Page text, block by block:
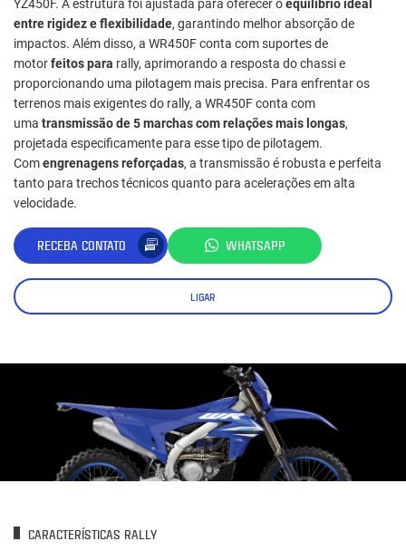
YZ450F. A estrutura foi ajustada para oferecer oequilíbrio ideal
entre rigidez e flexibilidade, garantindo melhor absorção de
impactos. Além disso, a WR450F conta com suportes de
motorfeitos para rally, aprimorando a resposta do chassi e
proporcionando uma pilotagem mais precisa. Para enfrentar os
terrenos mais exigentes do rally, a WR450F conta com
uma transmissão de 5 marchas com relações mais longas,
projetada especificamente para esse tipo de pilotagem.
Comengrenagens reforçadas, a transmissão é robusta e perfeita
tanto para trechos técnicos quanto para acelerações em alta
velocidade.
RECEBA CONTATO WHATSAPP
LIGAR
CARACTERÍSTICAS RALLY